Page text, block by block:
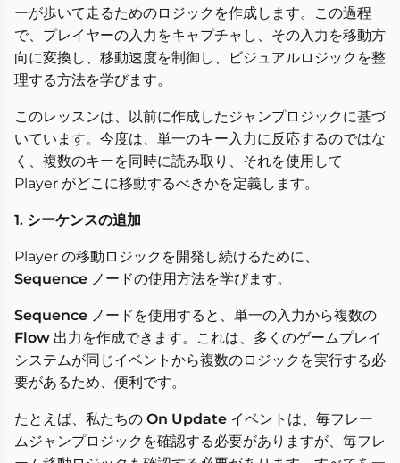
ーが歩いて走るためのロジックを作成します。この過程
で、プレイヤーの入力をキャプチャし、その入力を移動方
向に変換し、移動速度を制御し、ビジュアルロジックを整
理する方法を学びます。
このレッスンは、以前に作成したジャンプロジックに基づ
いています。今度は、単一のキー入力に反応するのではな
く、複数のキーを同時に読み取り、それを使用して
Player がどこに移動するべきかを定義します。
1. シーケンスの追加
Player の移動ロジックを開発し続けるために、
Sequence ノードの使用方法を学びます。
Sequence ノードを使用すると、単一の入力から複数の
Flow 出力を作成できます。これは、多くのゲームプレイ
システムが同じイベントから複数のロジックを実行する必
要があるため、便利です。
たとえば、私たちの On Update イベントは、毎フレー
ムジャンプロジックを確認する必要がありますが、毎フレ